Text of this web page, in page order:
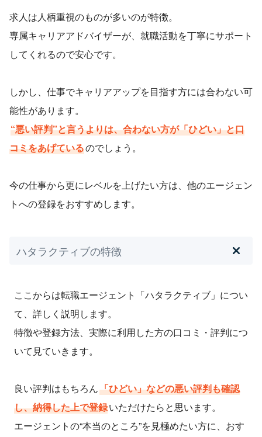
ーターや中卒なので面接経験なども少ないため、履歴書や
職務経歴書の書き方や面接対策などの転職活動のサポート
はきちんとしてくれたのはとても良かったなと感じていま
す。
▼担当者の満足度について
こちらが希望する求人案件を探し出してくれ紹介してくれ
くれたので良かったと感じています。
ハタラクティブは、サポート体制や担当者の質は良いと感
じたのですが、求人数や求人の質は今ひとつだなと感じま
した。キャリアのない人には利用しやすい転職エージェン
求人は人柄重視のものが多いのが特徴。
専属キャリアアドバイザーが、就職活動を丁寧にサポート
してくれるので安心です。
しかし、仕事でキャリアアップを目指す方には合わない可
能性があります。
“悪い評判”と言うよりは、合わない方が「ひどい」と口
コミをあげているのでしょう。
今の仕事から更にレベルを上げたい方は、他のエージェン
トへの登録をおすすめします。
ハタラクティブの特徴
ここからは転職エージェント「ハタラクティブ」につい
て、詳しく説明します。
特徴や登録方法、実際に利用した方の口コミ・評判につ
いて見ていきます。
良い評判はもちろん「ひどい」などの悪い評判も確認
し、納得した上で登録いただけたらと思います。
エージェントの“本当のところ”を見極めたい方に、おす